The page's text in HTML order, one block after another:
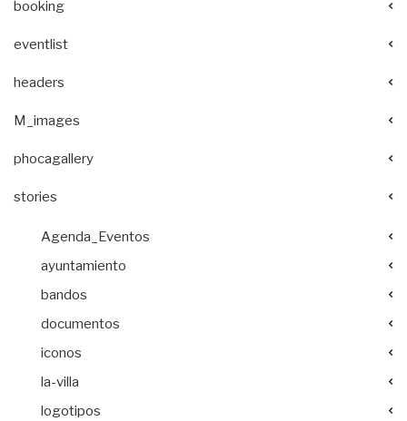
booking
eventlist
headers
M_images
phocagallery
stories
Agenda_Eventos
ayuntamiento
bandos
documentos
iconos
la-villa
logotipos